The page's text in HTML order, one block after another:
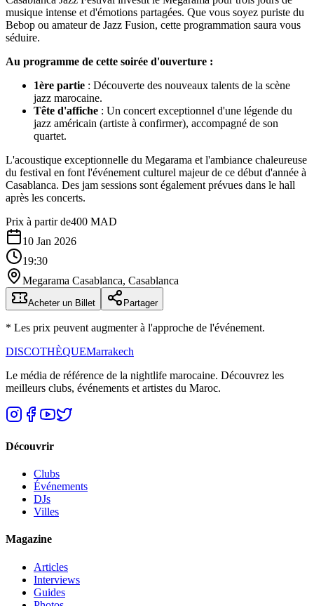
musique intense et d'émotions partagées. Que vous soyez puriste du
Bebop ou amateur de Jazz Fusion, cette programmation saura vous
séduire.
Au programme de cette soirée d'ouverture :
1ère partie : Découverte des nouveaux talents de la scène
jazz marocaine.
Tête d'affiche : Un concert exceptionnel d'une légende du
jazz américain (artiste à confirmer), accompagné de son
quartet.
L'acoustique exceptionnelle du Megarama et l'ambiance chaleureuse
du festival en font l'événement culturel majeur de ce début d'année à
Casablanca. Des jam sessions sont également prévues dans le hall
après les concerts.
Prix à partir de400 MAD
10 Jan 2026
19:30
Megarama Casablanca, Casablanca
Acheter un Billet Partager
* Les prix peuvent augmenter à l'approche de l'événement.
DISCOTHÈQUEMarrakech
Le média de référence de la nightlife marocaine. Découvrez les
meilleurs clubs, événements et artistes du Maroc.
Découvrir
Clubs
Événements
DJs
Villes
Magazine
Articles
Interviews
Guides